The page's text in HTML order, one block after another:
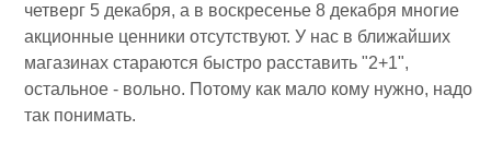
четверг 5 декабря, а в воскресенье 8 декабря многие
акционные ценники отсутствуют. У нас в ближайших
магазинах стараются быстро расставить "2+1",
остальное - вольно. Потому как мало кому нужно, надо
так понимать.